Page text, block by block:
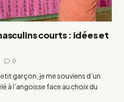
courts : idées et
0
garçon, je me souviens d’un
à l’angoisse face au choix du